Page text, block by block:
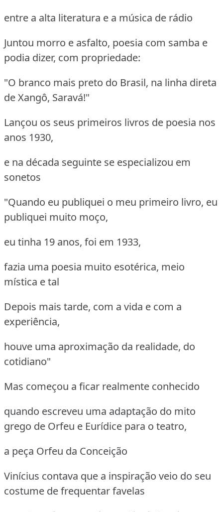
entre a alta literatura e a música de rádio
Juntou morro e asfalto, poesia com samba e
podia dizer, com propriedade:
"O branco mais preto do Brasil, na linha direta
de Xangô, Saravá!"
Lançou os seus primeiros livros de poesia nos
anos 1930,
e na década seguinte se especializou em
sonetos
"Quando eu publiquei o meu primeiro livro, eu
publiquei muito moço,
eu tinha 19 anos, foi em 1933,
fazia uma poesia muito esotérica, meio
mística e tal
Depois mais tarde, com a vida e com a
experiência,
houve uma aproximação da realidade, do
cotidiano"
Mas começou a ficar realmente conhecido
quando escreveu uma adaptação do mito
grego de Orfeu e Eurídice para o teatro,
a peça Orfeu da Conceição
Vinícius contava que a inspiração veio do seu
costume de frequentar favelas